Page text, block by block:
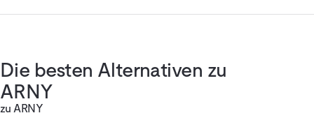
Die besten Alternativen zu
ARNY
zu ARNY